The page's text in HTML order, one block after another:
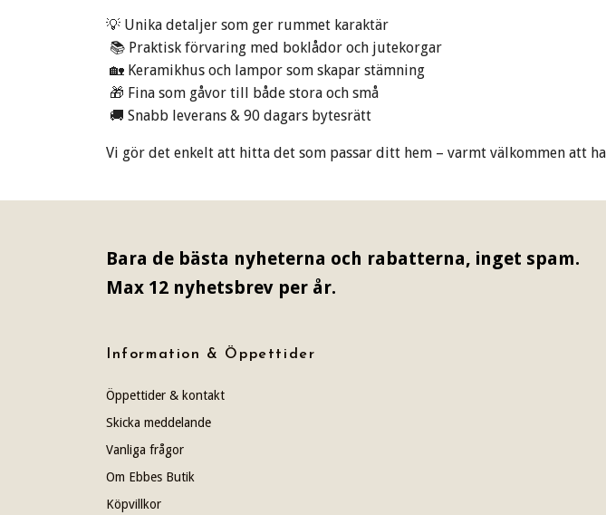
💡 Unika detaljer som ger rummet karaktär
📚 Praktisk förvaring med boklådor och jutekorgar
🏡 Keramikhus och lampor som skapar stämning
🎁 Fina som gåvor till både stora och små
🚚 Snabb leverans & 90 dagars bytesrätt
Vi gör det enkelt att hitta det som passar ditt hem – varmt välkommen att
Bara de bästa nyheterna och rabatterna, inget spam.
Max 12 nyhetsbrev per år.
Information & Öppettider
Öppettider & kontakt
Skicka meddelande
Vanliga frågor
Om Ebbes Butik
Köpvillkor